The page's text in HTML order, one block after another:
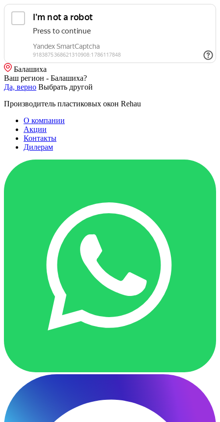
Балашиха
Ваш регион - Балашиха?
Да, верно Выбрать другой
Производитель пластиковых окон Rehau
О компании
Акции
Контакты
Дилерам